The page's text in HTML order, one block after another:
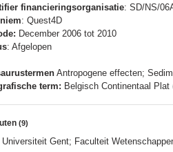
financieringsorganisatie: SD/NS/
: Quest4D
December 2006 tot 2010
: Afgelopen
Antropogene effecten;
term: Belgisch Continentaal Plat
(9)
Universiteit Gent; Faculteit